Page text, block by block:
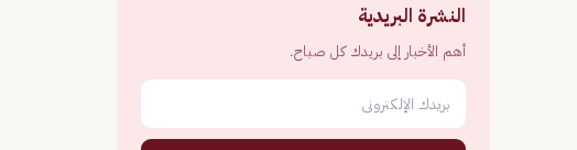
النشرة البريدية
أهم الأخبار إلى بريدك كل صباح.